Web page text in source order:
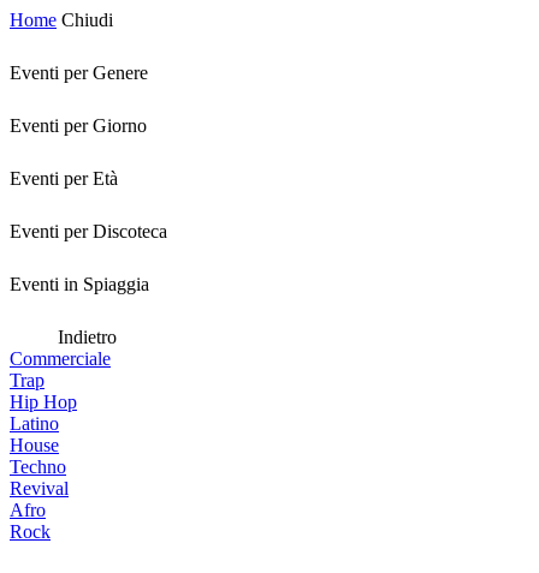
Home Chiudi
Eventi per Genere
Eventi per Giorno
Eventi per Età
Eventi per Discoteca
Eventi in Spiaggia
Indietro
Commerciale
Trap
Hip Hop
Latino
House
Techno
Revival
Afro
Rock